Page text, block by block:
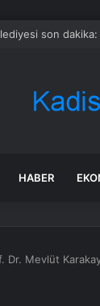
HABER
Dr. Mevlüt